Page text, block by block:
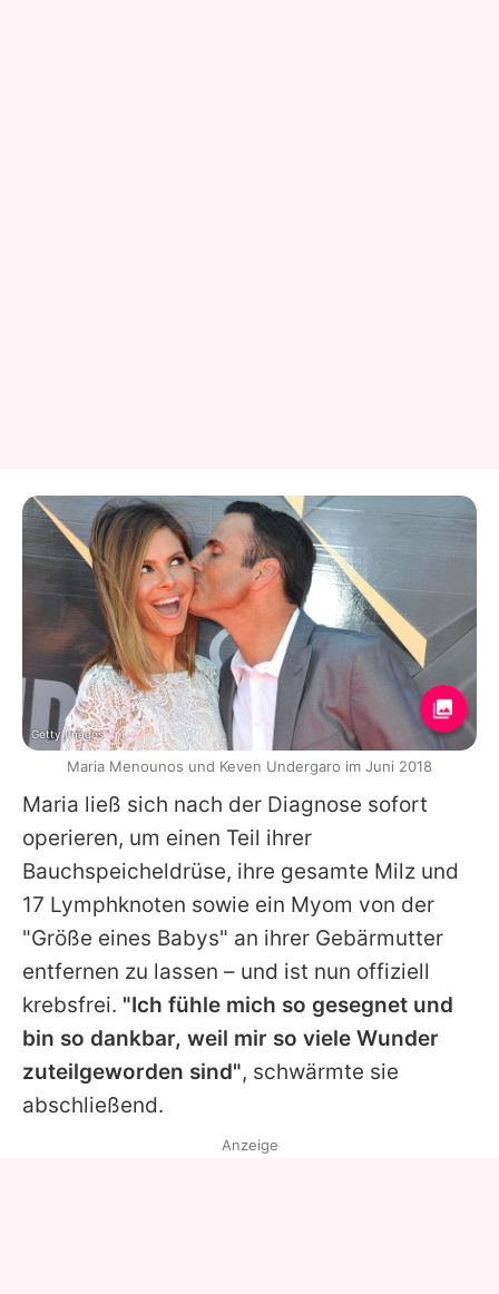
Maria ließ sich nach der Diagnose sofort
operieren, um einen Teil ihrer
Bauchspeicheldrüse, ihre gesamte Milz und
17 Lymphknoten sowie ein Myom von der
"Größe eines Babys" an ihrer Gebärmutter
entfernen zu lassen – und ist nun offiziell
krebsfrei. "Ich fühle mich so gesegnet und
bin so dankbar, weil mir so viele Wunder
zuteilgeworden sind", schwärmte sie
abschließend.
Getty Images
Maria Menounos und Keven Undergaro im Juni 2018
Anzeige